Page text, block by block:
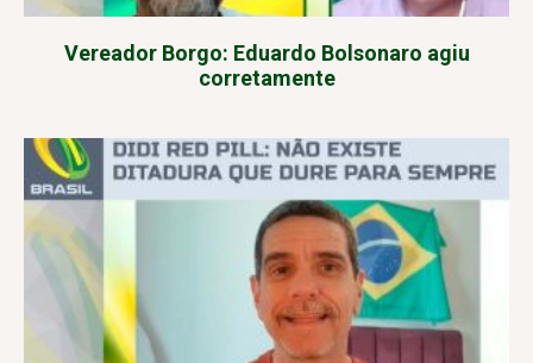
Vereador Borgo: Eduardo Bolsonaro agiu
corretamente